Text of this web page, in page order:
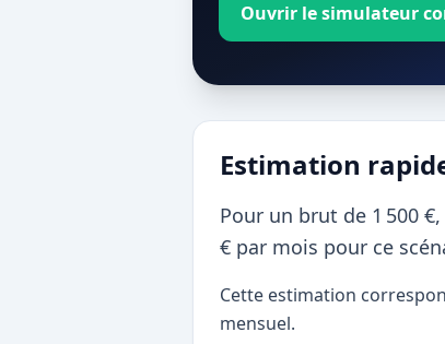
Ouvrir le simulateur
Estimation
Pour un brut de 1 500
€ par mois pour ce
Cette estimation
mensuel.